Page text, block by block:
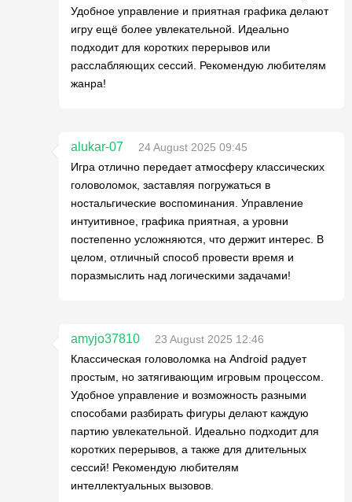
Удобное управление и приятная графика делают
игру ещё более увлекательной. Идеально
подходит для коротких перерывов или
расслабляющих сессий. Рекомендую любителям
жанра!
alukar-07
24 August 2025 09:45
Игра отлично передает атмосферу классических
головоломок, заставляя погружаться в
ностальгические воспоминания. Управление
интуитивное, графика приятная, а уровни
постепенно усложняются, что держит интерес. В
целом, отличный способ провести время и
поразмыслить над логическими задачами!
amyjo37810
23 August 2025 12:46
Классическая головоломка на Android радует
простым, но затягивающим игровым процессом.
Удобное управление и возможность разными
способами разбирать фигуры делают каждую
партию увлекательной. Идеально подходит для
коротких перерывов, а также для длительных
сессий! Рекомендую любителям
интеллектуальных вызовов.